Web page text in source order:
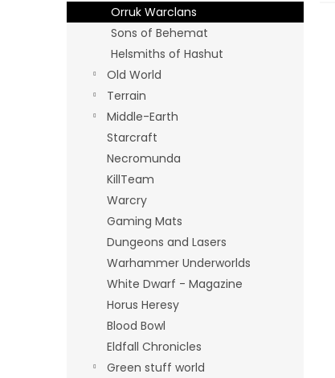
Orruk Warclans
Sons of Behemat
Helsmiths of Hashut
Old World
Terrain
Middle-Earth
Starcraft
Necromunda
KillTeam
Warcry
Gaming Mats
Dungeons and Lasers
Warhammer Underworlds
White Dwarf - Magazine
Horus Heresy
Blood Bowl
Eldfall Chronicles
Green stuff world